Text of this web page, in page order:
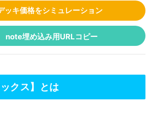
ッキ価格をシミュレーション
note埋め込み用URLコピー
クス】とは